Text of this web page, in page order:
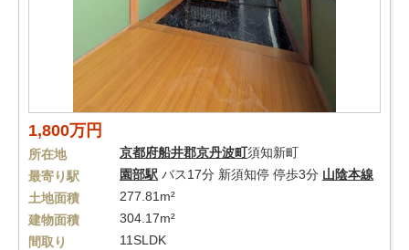
1,800万円
所在地 京都府船井郡京丹波町須知新町
最寄り駅
園部駅 バス17分 新須知停 停歩3分 山陰本線
土地面積
277.81m²
建物面積
304.17m²
間取り
11SLDK